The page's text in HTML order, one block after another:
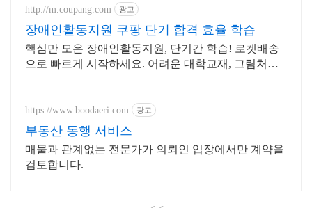
http://m.coupang.com 광고
장애인활동지원 쿠팡 단기 합격 효율 학습
핵심만 모은 장애인활동지원, 단기간 학습! 로켓배송
으로 빠르게 시작하세요. 어려운 대학교재, 그림처럼
https://www.boodaeri.com 광고
부동산 동행 서비스
매물과 관계없는 전문가가 의뢰인 입장에서만 계약을
검토합니다.